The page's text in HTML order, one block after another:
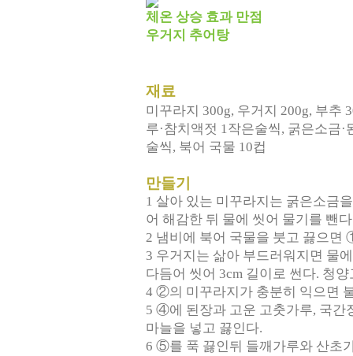
체온 상승 효과 만점
우거지 추어탕
재료
미꾸라지 300g, 우거지 200g, 부추
루·참치액젓 1작은술씩, 굵은소금
술씩, 북어 국물 10컵
만들기
1 살아 있는 미꾸라지는 굵은소금
어 해감한 뒤 물에 씻어 물기를 뺀
2 냄비에 북어 국물을 붓고 끓으면
3 우거지는 삶아 부드러워지면 물
다듬어 씻어 3cm 길이로 썬다. 청
4 ②의 미꾸라지가 충분히 익으면
5 ④에 된장과 고운 고춧가루, 국
마늘을 넣고 끓인다.
6 ⑤를 푹 끓인뒤 들깨가루와 산초